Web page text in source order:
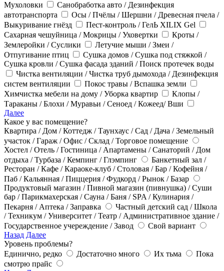
Мухоловки
Санобработка авто / Дезинфекция
автотранспорта
Осы / Пчёлы / Шершни / Древесная пчела /
Выкуривание гнёзд
Пест-контроль / ГелЬ XILIX Gel
Сахарная чешуйница / Мокрицы / Уховертки
Кроты /
Землеройки / Суслики
Летучие мыши / Змеи /
Отпугивание птиц
Сушка домов / Сушка под стяжкой /
Сушка кровли / Сушка фасада зданий / Поиск протечек воды
Чистка вентиляции / Чистка труб дымохода / Дезинфекция
систем вентиляции
Покос травы / Вспашка земли
Химчистка мебели на дому / Уборка квартир
Клопы /
Тараканы / Блохи / Муравьи / Сеноед / Кожеед/ Вши
Далее
Какое у вас помещение?
Квартира / Дом / Коттедж / Таунхаус / Сад / Дача / Земельный
участок / Гараж / Офис / Склад / Торговое помещение
Хостел / Отель / Гостиница / Апартамены / Санаторий / Дом
отдыха / Турбаза / Кемпинг / Глэмпинг
Банкетный зал /
Ресторан / Кафе / Караоке-клуб / Столовая / Бар / Кофейня /
Паб / Кальянная / Пиццерия / Фудкорд / Рынок / Базар
Продуктовый магазин / Пивной магазин (пивнушка) / Суши
бар / Парикмахерская / Сауна / Баня / SPA / Кулинария /
Пекарня / Аптека / Заправка
Частный детский сад / Школа
/ Техникум / Университет / Театр / Административное здание /
Государственное учереждение / Завод
Свой вариант
Назад Далее
Уровень проблемы?
Единично, редко
Достаточно много Их тьма
Пока
смотрю прайс